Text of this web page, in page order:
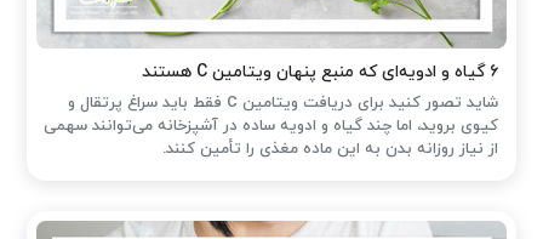
۶ گیاه و ادویه‌ای که منبع پنهان ویتامین C هستند
شاید تصور کنید برای دریافت ویتامین C فقط باید سراغ پرتقال و
کیوی بروید، اما چند گیاه و ادویه ساده در آشپزخانه می‌توانند سهمی
از نیاز روزانه بدن به این ماده مغذی را تأمین کنند.